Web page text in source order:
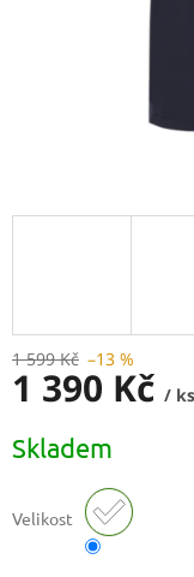
1 599 Kč –13 %
1 390 Kč / ks
cena:
Skladem
Velikost